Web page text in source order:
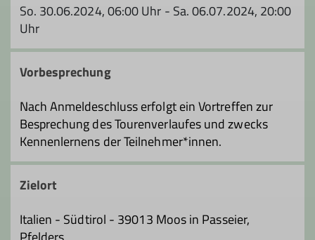
So. 30.06.2024, 06:00 Uhr - Sa. 06.07.2024, 20:00
Uhr
Vorbesprechung
Nach Anmeldeschluss erfolgt ein Vortreffen zur
Besprechung des Tourenverlaufes und zwecks
Kennenlernens der Teilnehmer*innen.
Zielort
Italien - Südtirol - 39013 Moos in Passeier,